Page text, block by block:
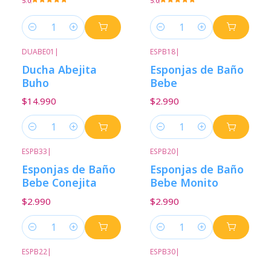
Cantidad Cantidad
DUABE01 |
Ducha Abejita
Buho
$14.990
Cantidad
ESPB18|
Esponjas de Baño
Bebe
$2.990
Cantidad
ESPB33 |
Esponjas de Baño
Bebe Conejita
$2.990
Cantidad
ESPB20|
Esponjas de Baño
Bebe Monito
$2.990
Cantidad
ESPB22| ESPB30|